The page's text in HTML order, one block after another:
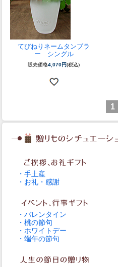
てびねりネームタンブラ
ー シングル
販売価格4,070円(税込)
1
・手土産
・お礼・感謝
・バレンタイン
・桃の節句
・ホワイトデー
・端午の節句